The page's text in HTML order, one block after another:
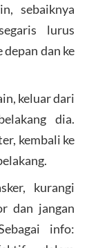
sebaiknya
lurus
dan ke
keluar dari
dia.
kembali ke
kurangi
dan jangan
info: